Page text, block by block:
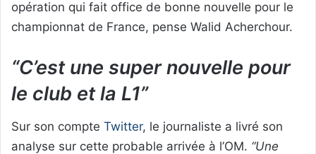
opération qui fait office de bonne nouvelle pour le
championnat de France, pense Walid Acherchour.
“C’est une super nouvelle pour
le club et la L1”
Sur son compte Twitter, le journaliste a livré son
analyse sur cette probable arrivée à l’OM. “Une